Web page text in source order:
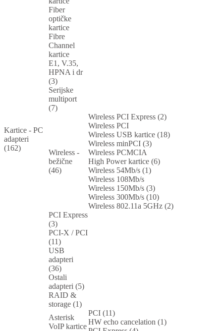
Kartice - PC
adapteri
(162)
Fiber
optičke
kartice
Fibre
Channel
kartice
E1, V.35,
HPNA i dr
(3)
Serijske
multiport
(7)
Wireless -
bežične
(46)
Wireless PCI Express (2)
Wireless PCI
Wireless USB kartice (18)
Wireless minPCI (3)
Wireless PCMCIA
High Power kartice (6)
Wireless 54Mb/s (1)
Wireless 108Mb/s
Wireless 150Mb/s (3)
Wireless 300Mb/s (10)
Wireless 802.11a 5GHz (2)
PCI Express
(3)
PCI-X / PCI
(11)
USB
adapteri
(36)
Ostali
adapteri (5)
RAID &
storage (1)
Asterisk
VoIP kartice
PCI (11)
HW echo cancelation (1)